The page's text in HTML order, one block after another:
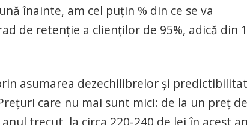
înainte, am cel puţin % din ce se va
de retenţie a clienţilor de 95%, adică din
asumarea dezechilibrelor şi
care nu mai sunt mici: de la un preţ de
trecut, la circa 220-240 de lei în acest